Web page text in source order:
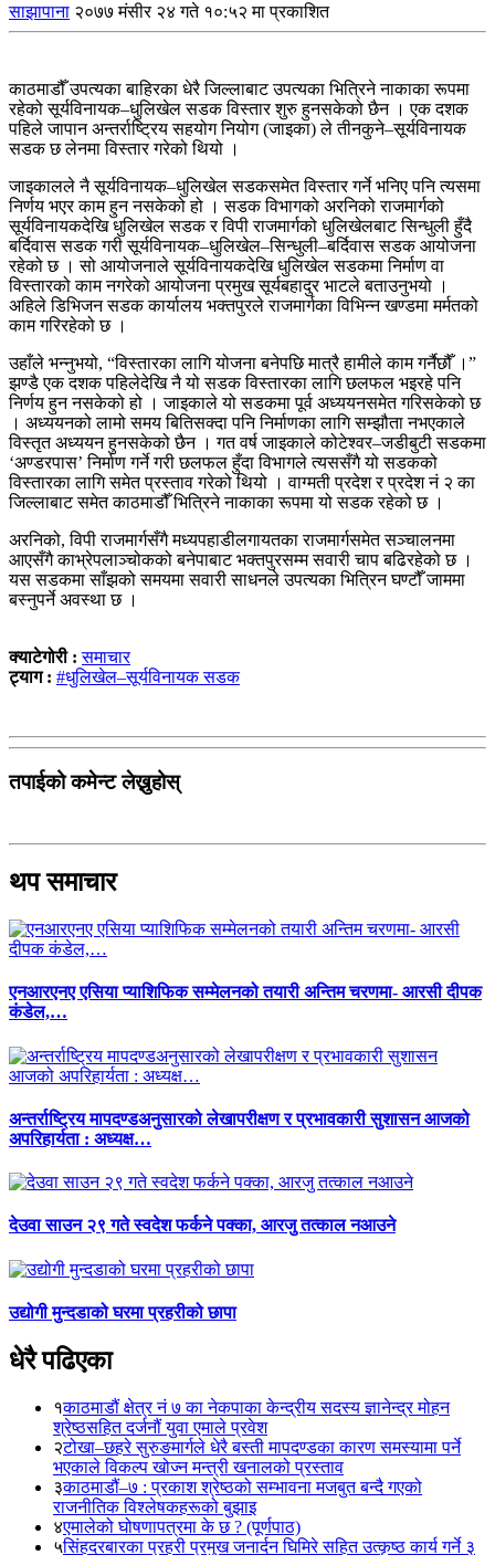
साझापाना २०७७ मंसीर २४ गते १०:५२ मा प्रकाशित
काठमाडौँ उपत्यका बाहिरका धेरै जिल्लाबाट उपत्यका भित्रिने नाकाका रूपमा
रहेको सूर्यविनायक–धुलिखेल सडक विस्तार शुरु हुनसकेको छैन । एक दशक
पहिले जापान अन्तर्राष्ट्रिय सहयोग नियोग (जाइका) ले तीनकुने–सूर्यविनायक
सडक छ लेनमा विस्तार गरेको थियो ।
जाइकालले नै सूर्यविनायक–धुलिखेल सडकसमेत विस्तार गर्ने भनिए पनि त्यसमा
निर्णय भएर काम हुन नसकेको हो । सडक विभागको अरनिको राजमार्गको
सूर्यविनायकदेखि धुलिखेल सडक र विपी राजमार्गको धुलिखेलबाट सिन्धुली हुँदै
बर्दिवास सडक गरी सूर्यविनायक–धुलिखेल–सिन्धुली–बर्दिवास सडक आयोजना
रहेको छ । सो आयोजनाले सूर्यविनायकदेखि धुलिखेल सडकमा निर्माण वा
विस्तारको काम नगरेको आयोजना प्रमुख सूर्यबहादुर भाटले बताउनुभयो ।
अहिले डिभिजन सडक कार्यालय भक्तपुरले राजमार्गका विभिन्न खण्डमा मर्मतको
काम गरिरहेको छ ।
उहाँले भन्नुभयो, “विस्तारका लागि योजना बनेपछि मात्रै हामीले काम गर्नैछौँ ।”
झण्डै एक दशक पहिलेदेखि नै यो सडक विस्तारका लागि छलफल भइरहे पनि
निर्णय हुन नसकेको हो । जाइकाले यो सडकमा पूर्व अध्ययनसमेत गरिसकेको छ
। अध्ययनको लामो समय बितिसक्दा पनि निर्माणका लागि सम्झौता नभएकाले
विस्तृत अध्ययन हुनसकेको छैन । गत वर्ष जाइकाले कोटेश्वर–जडीबुटी सडकमा
‘अण्डरपास’ निर्माण गर्ने गरी छलफल हुँदा विभागले त्यससँगै यो सडकको
विस्तारका लागि समेत प्रस्ताव गरेको थियो । वाग्मती प्रदेश र प्रदेश नं २ का
जिल्लाबाट समेत काठमाडौँ भित्रिने नाकाका रूपमा यो सडक रहेको छ ।
अरनिको, विपी राजमार्गसँगै मध्यपहाडीलगायतका राजमार्गसमेत सञ्चालनमा
आएसँगै काभ्रेपलाञ्चोकको बनेपाबाट भक्तपुरसम्म सवारी चाप बढिरहेको छ ।
यस सडकमा साँझको समयमा सवारी साधनले उपत्यका भित्रिन घण्टौँ जाममा
बस्नुपर्ने अवस्था छ ।
क्याटेगोरी :समाचार
ट्याग : #धुलिखेल–सूर्यविनायक सडक
तपाईको कमेन्ट लेख्नुहोस्
थप समाचार
एनआरएनए एसिया प्याशिफिक सम्मेलनको तयारी अन्तिम चरणमा- आरसी दीपक
कंडेल,…
अन्तर्राष्ट्रिय मापदण्डअनुसारको लेखापरीक्षण र प्रभावकारी सुशासन आजको
अपरिहार्यता : अध्यक्ष…
देउवा साउन २९ गते स्वदेश फर्कने पक्का, आरजु तत्काल नआउने
उद्योगी मुन्दडाको घरमा प्रहरीको छापा
धेरै पढिएका
१काठमाडौं क्षेत्र नं ७ का नेकपाका केन्द्रीय सदस्य ज्ञानेन्द्र मोहन
श्रेष्ठसहित दर्जनौं युवा एमाले प्रवेश
२टोखा–छहरे सुरुङमार्गले धेरै बस्ती मापदण्डका कारण समस्यामा पर्ने
भएकाले विकल्प खोज्न मन्त्री खनालको प्रस्ताव
३काठमाडौं–७ : प्रकाश श्रेष्ठको सम्भावना मजबुत बन्दै गएको
राजनीतिक विश्लेषकहरूको बुझाइ
४एमालेको घोषणापत्रमा के छ ? (पूर्णपाठ)
५सिंहदरबारका प्रहरी प्रमुख जनार्दन घिमिरे सहित उत्कृष्ठ कार्य गर्ने ३